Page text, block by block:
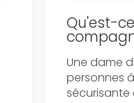
Qu'est-
Une dame
personnes
sécurisante